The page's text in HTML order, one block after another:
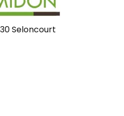
Seloncourt